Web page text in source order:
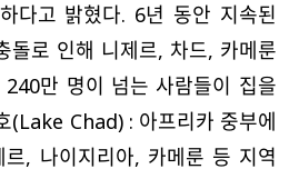
다고 밝혔다. 6년 동안 지속된
돌로 인해 니제르, 차드, 카메룬
만 명이 넘는 사람들이 집을
(Lake Chad) : 아프리카 중부에
, 나이지리아, 카메룬 등 지역